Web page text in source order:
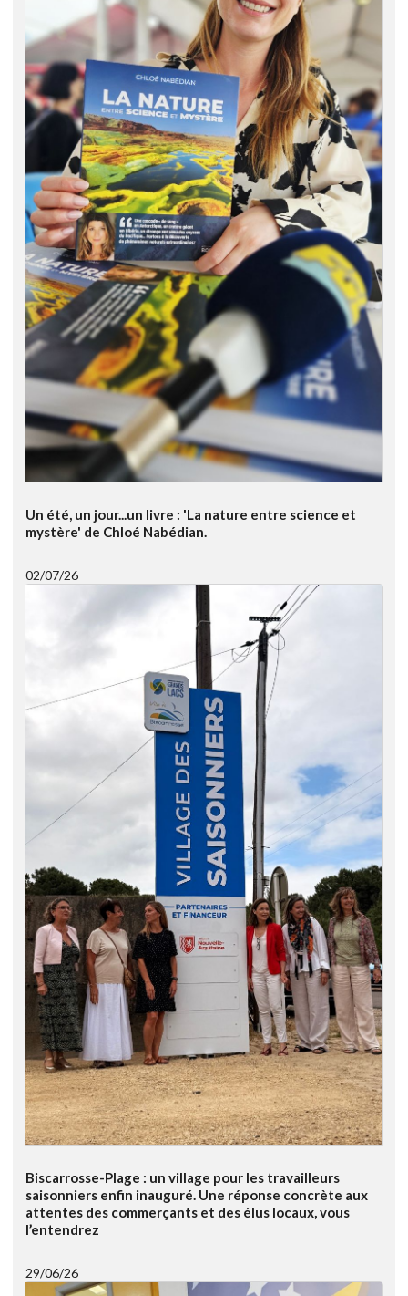
Un été, un jour...un livre : 'La nature entre science et
mystère' de Chloé Nabédian.
02/07/26
Biscarrosse-Plage : un village pour les travailleurs
saisonniers enfin inauguré. Une réponse concrète aux
attentes des commerçants et des élus locaux, vous
l’entendrez
29/06/26